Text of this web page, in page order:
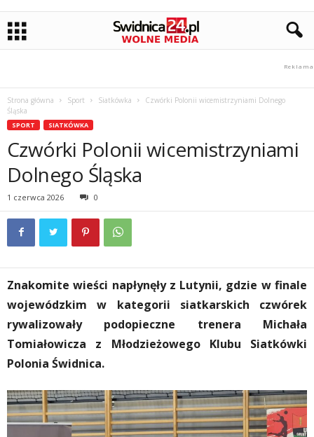
Strona główna Sport Siatkówka
Czwórki Polonii wicemistrzyniami Dolnego
Śląska
SPORT SIATKÓWKA
Czwórki Polonii wicemistrzyniami
Dolnego Śląska
1 czerwca 2026 0
Znakomite wieści napłynęły z Lutynii, gdzie w finale
wojewódzkim w kategorii siatkarskich czwórek
rywalizowały podopieczne trenera Michała
Tomiałowicza z Młodzieżowego Klubu Siatkówki
Polonia Świdnica.